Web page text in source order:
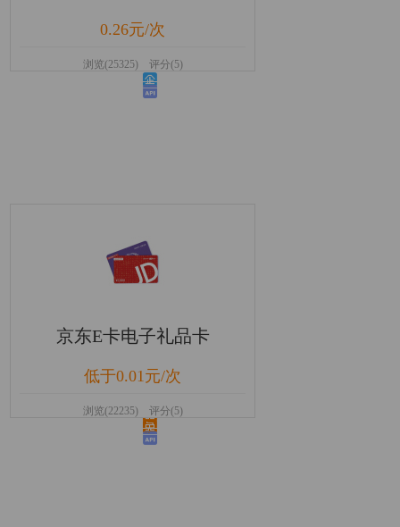
0.26元/次
浏览(25325) 评分(5)
京东E卡电子礼品卡
低于0.01元/次
浏览(22235) 评分(5)